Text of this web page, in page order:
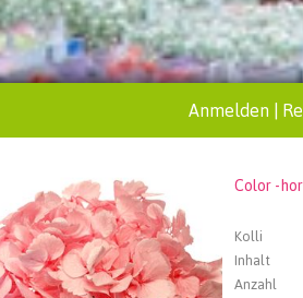
Anmelden
Color -
Kolli
Inhalt
Anzahl
Color -hortensia Pastel Pink Premium
Wählen Sie zuerst ein Abfartdatum.